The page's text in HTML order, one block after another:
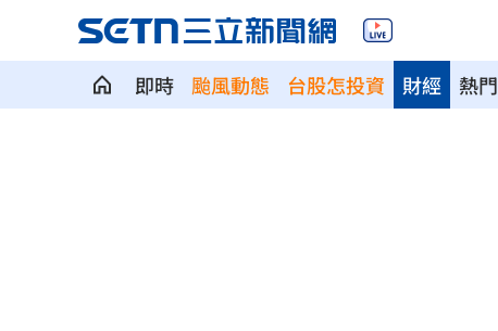
即時 颱風動態 台股怎投資 熱門
財經